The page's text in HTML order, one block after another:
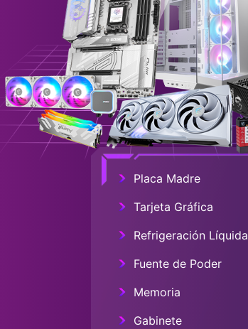
Placa Madre
Tarjeta Gráfica
Refrigeración Líquida
Fuente de Poder
Memoria
Gabinete